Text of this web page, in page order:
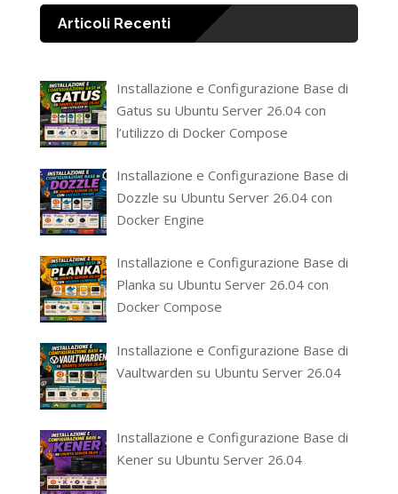
Articoli Recenti
Installazione e Configurazione Base di
Gatus su Ubuntu Server 26.04 con
l’utilizzo di Docker Compose
Installazione e Configurazione Base di
Dozzle su Ubuntu Server 26.04 con
Docker Engine
Installazione e Configurazione Base di
Planka su Ubuntu Server 26.04 con
Docker Compose
Installazione e Configurazione Base di
Vaultwarden su Ubuntu Server 26.04
Installazione e Configurazione Base di
Kener su Ubuntu Server 26.04